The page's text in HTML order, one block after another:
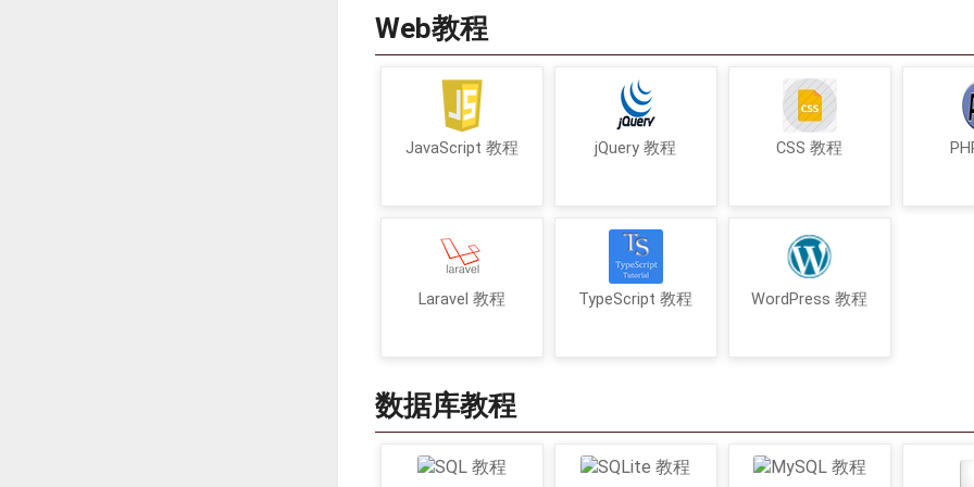
Web教程
JavaScript 教程 jQuery 教程 CSS 教程
Laravel 教程 TypeScript 教程 WordPress 教程
数据库教程